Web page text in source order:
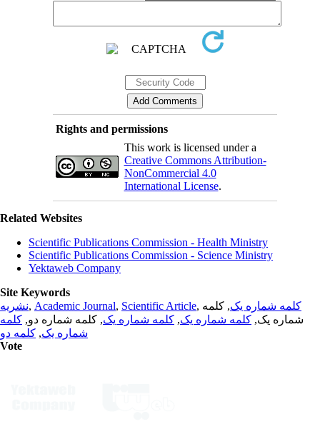
Rights and permissions
This work is licensed under a
Creative Commons Attribution-
NonCommercial 4.0
International License.
Related Websites
Scientific Publications Commission - Health Ministry
Scientific Publications Commission - Science Ministry
Yektaweb Company
Site Keywords
نشریه, Academic Journal, Scientific Article, کلمه شماره یک, کلمه
شماره یک, کلمه شماره یک, کلمه شماره یک, کلمه شماره دو, کلمه
شماره یک, کلمه دو
Vote